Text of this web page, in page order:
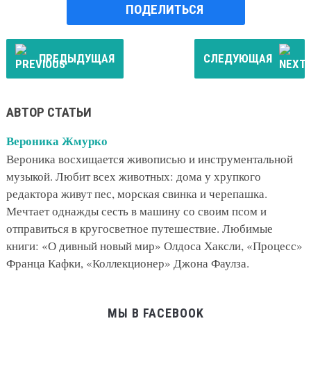
ПОДЕЛИТЬСЯ
ПРЕДЫДУЩАЯ СЛЕДУЮЩАЯ
АВТОР СТАТЬИ
Вероника Жмурко
Вероника восхищается живописью и инструментальной
музыкой. Любит всех животных: дома у хрупкого
редактора живут пес, морская свинка и черепашка.
Мечтает однажды сесть в машину со своим псом и
отправиться в кругосветное путешествие. Любимые
книги: «О дивный новый мир» Олдоса Хаксли, «Процесс»
Франца Кафки, «Коллекционер» Джона Фаулза.
МЫ В FACEBOOK